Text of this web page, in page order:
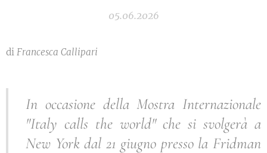
05.06.2026
di Francesca Callipari
In occasione della Mostra Internazionale
"Italy calls the world" che si svolgerà a
New York dal 21 giugno presso la Fridman